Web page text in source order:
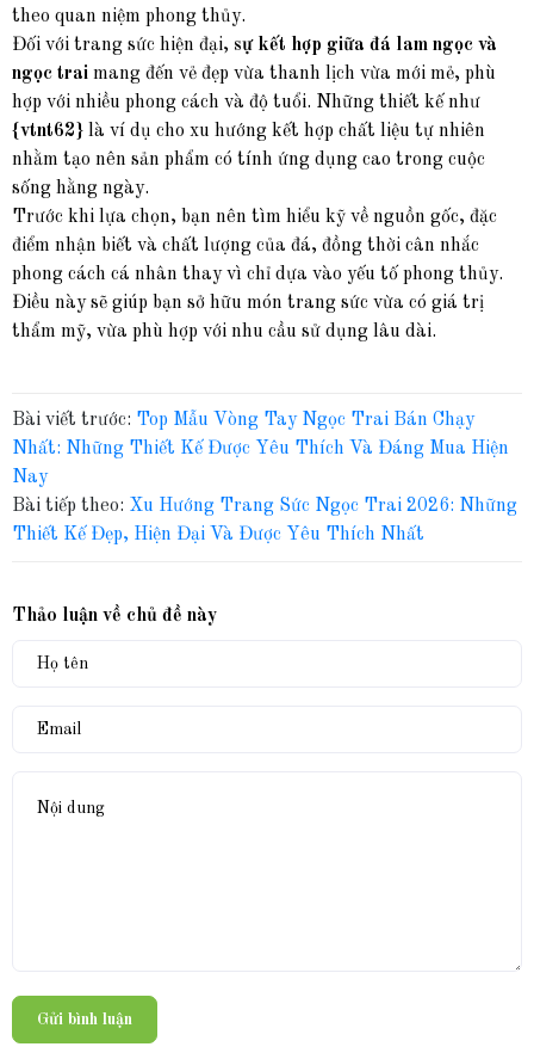
theo quan niệm phong thủy.
Đối với trang sức hiện đại, sự kết hợp giữa đá lam ngọc và
ngọc trai mang đến vẻ đẹp vừa thanh lịch vừa mới mẻ, phù
hợp với nhiều phong cách và độ tuổi. Những thiết kế như
{vtnt62} là ví dụ cho xu hướng kết hợp chất liệu tự nhiên
nhằm tạo nên sản phẩm có tính ứng dụng cao trong cuộc
sống hằng ngày.
Trước khi lựa chọn, bạn nên tìm hiểu kỹ về nguồn gốc, đặc
điểm nhận biết và chất lượng của đá, đồng thời cân nhắc
phong cách cá nhân thay vì chỉ dựa vào yếu tố phong thủy.
Điều này sẽ giúp bạn sở hữu món trang sức vừa có giá trị
thẩm mỹ, vừa phù hợp với nhu cầu sử dụng lâu dài.
Bài viết trước: Top Mẫu Vòng Tay Ngọc Trai Bán Chạy
Nhất: Những Thiết Kế Được Yêu Thích Và Đáng Mua Hiện
Nay
Bài tiếp theo: Xu Hướng Trang Sức Ngọc Trai 2026: Những
Thiết Kế Đẹp, Hiện Đại Và Được Yêu Thích Nhất
Thảo luận về chủ đề này
Gửi bình luận